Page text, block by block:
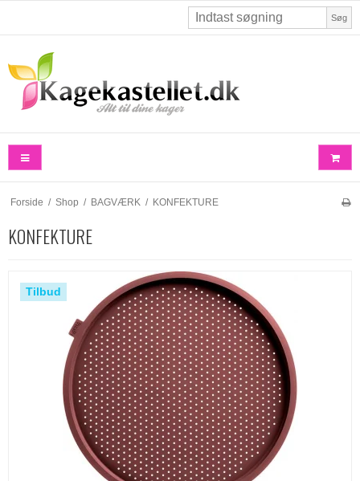
Søg
Forside / Shop / BAGVÆRK / KONFEKTURE
KONFEKTURE
Tilbud